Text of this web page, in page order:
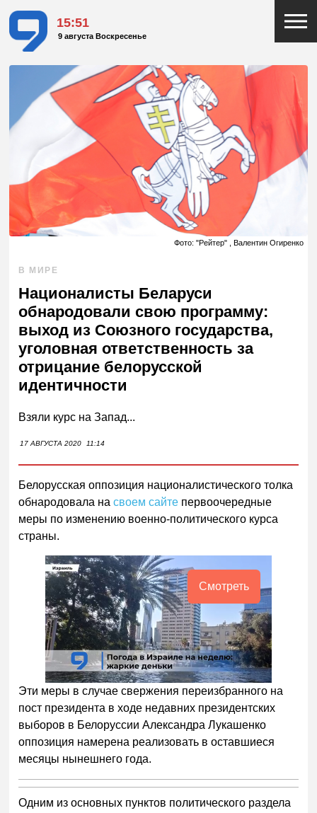
15:51
9 августа Воскресенье
Фото: "Рейтер" , Валентин Огиренко
В МИРЕ
Националисты Беларуси
обнародовали свою программу:
выход из Союзного государства,
уголовная ответственность за
отрицание белорусской
идентичности
Взяли курс на Запад...
17 АВГУСТА 2020 11:14
Белорусская оппозиция националистического толка
обнародовала насвоем сайте первоочередные
меры по изменению военно-политического курса
страны.
Смотреть
Эти меры в случае свержения переизбранного на
пост президента в ходе недавних президентских
выборов в Белоруссии Александра Лукашенко
оппозиция намерена реализовать в оставшиеся
месяцы нынешнего года.
Одним из основных пунктов политического раздела